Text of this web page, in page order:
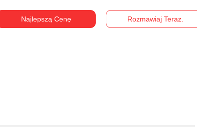
Najlepszą Cenę Rozmawiaj Teraz.